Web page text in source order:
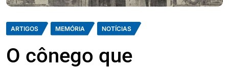
ARTIGOS MEMÓRIA NOTÍCIAS
O cônego que